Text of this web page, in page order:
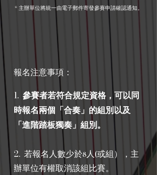
* 主辦單位將統一由電子郵件寄發參賽申請確認通知。
報名注意事項：
1. 參賽者若符合規定資格，可以同
時報名兩個「合奏」的組別以及
「進階踏板獨奏」組別。
2. 若報名人數少於8人(或組），主
辦單位有權取消該組比賽。